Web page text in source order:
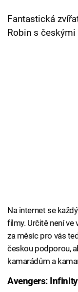
Přihlášení
Fantastická
Robin s
Na internet se
filmy. Určitě není ve
za měsíc pro vás
českou podporou,
kamarádům a
Avengers: